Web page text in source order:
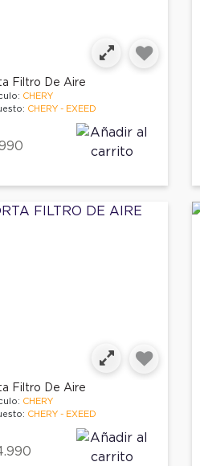
Filtro De Aire
CHERY
CHERY - EXEED
Filtro De Aire
CHERY
CHERY - EXEED